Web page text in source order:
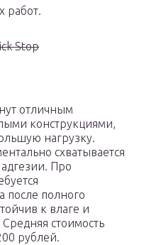
работ.
Stop
отличным
конструкциями,
нагрузку.
схватывается
Про
после полного
к влаге и
стоимость
рублей.